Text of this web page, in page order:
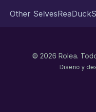
Other SelvesReaDuck
© 2026 Rolea.
Diseño y